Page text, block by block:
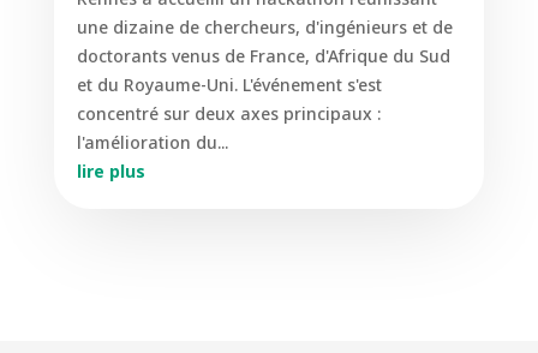
une dizaine de chercheurs, d'ingénieurs et de
doctorants venus de France, d'Afrique du Sud
et du Royaume-Uni. L'événement s'est
concentré sur deux axes principaux :
l'amélioration du...
lire plus